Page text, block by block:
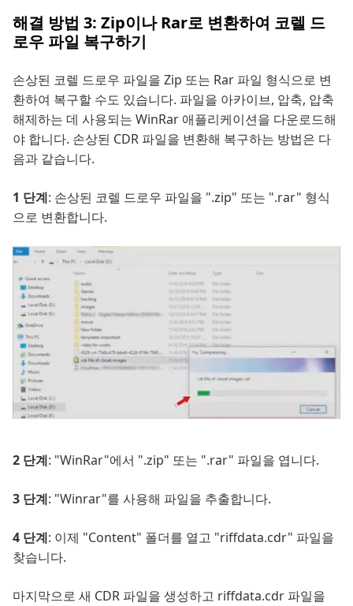
해결 방법 3: Zip이나 Rar로 변환하여 코렐 드
로우 파일 복구하기
손상된 코렐 드로우 파일을 Zip 또는 Rar 파일 형식으로 변
환하여 복구할 수도 있습니다. 파일을 아카이브, 압축, 압축
해제하는 데 사용되는 WinRar 애플리케이션을 다운로드해
야 합니다. 손상된 CDR 파일을 변환해 복구하는 방법은 다
음과 같습니다.
1 단계: 손상된 코렐 드로우 파일을 ".zip" 또는 ".rar" 형식
으로 변환합니다.
2 단계: "WinRar"에서 ".zip" 또는 ".rar" 파일을 엽니다.
3 단계: "Winrar"를 사용해 파일을 추출합니다.
4 단계: 이제 "Content" 폴더를 열고 "riffdata.cdr" 파일을
찾습니다.
마지막으로 새 CDR 파일을 생성하고 riffdata.cdr 파일을